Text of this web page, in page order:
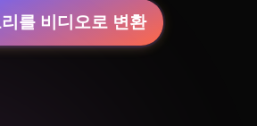
를 비디오로 변환